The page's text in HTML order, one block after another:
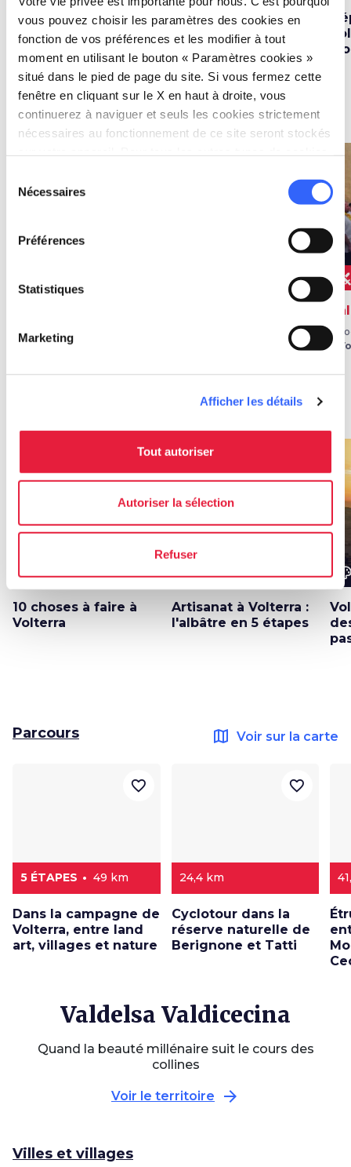
vous pouvez choisir les paramètres des cookies en
fonction de vos préférences et les modifier à tout
moment en utilisant le bouton « Paramètres cookies »
situé dans le pied de page du site. Si vous fermez cette
fenêtre en cliquant sur le X en haut à droite, vous
continuerez à naviguer et seuls les cookies strictement
nécessaires au fonctionnement de ce site seront stockés
Nécessaires
Préférences
Statistiques
Marketing
Afficher les détails
Tout autoriser
Autoriser la sélection
Refuser
Théâtre romain et
acropole étrusque de
Forteresse
médicéenne de
Évènements map Voir sur la carte
Le 9 et 16 août 2025
à Volterra
Fin octobre - Début novembre
25
à
map
color_lens Idées
10 choses à faire à
Volterra
favorite_border
color_lens Idées
Artisanat à Volterra :
l'albâtre en 5 étapes
Parcours map Voir sur la carte
5 ÉTAPES 49 km
Dans la campagne de
Volterra, entre land
art, villages et nature
favorite_border
24,4 km
Cyclotour dans la
réserve naturelle de
Berignone et Tatti
favorite_border
Valdelsa Valdicecina
Quand la beauté millénaire suit le cours des
collines
Voir le territoire arrow_forward
Villes et villages